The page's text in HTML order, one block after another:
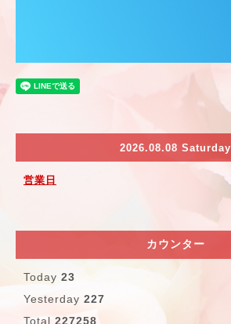
2026.08.08 Saturday
営業日
カウンター
Today 23
Yesterday 227
Total 227258